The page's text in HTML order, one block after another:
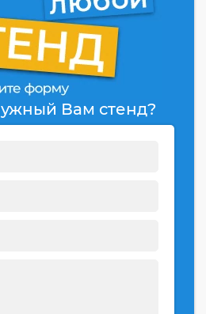
Вам стенд?